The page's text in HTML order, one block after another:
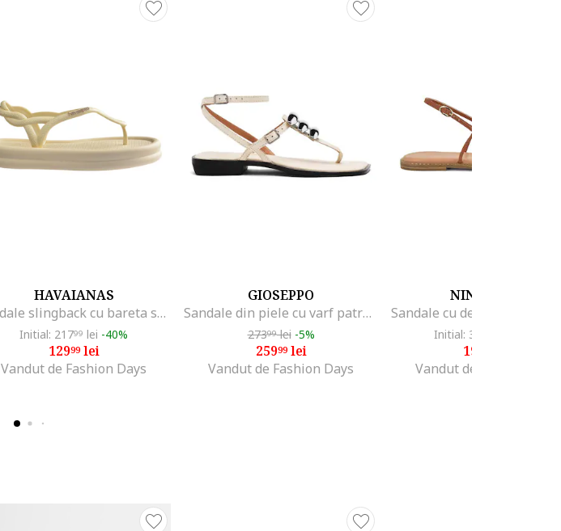
HAVAIANAS
Sandale slingback cu bareta separatoare, Galben deschis/Maro deschis
Initial: 21799 lei -40%
12999lei
Vandut de Fashion Days
GIOSEPPO
Sandale din piele cu varf patrat Reseburg, Alb murdar
27399lei -5%
25999lei
Vandut de Fashion Days
NINE WEST
Initial: 345
199
Vandut de Fashion Days